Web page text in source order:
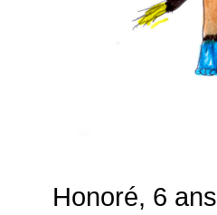
Honoré, 6 ans